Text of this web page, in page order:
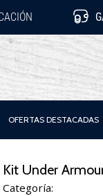
OFERTAS DESTACADAS
Kit Under
Categoría: